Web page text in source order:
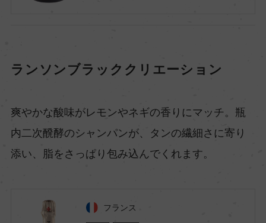
ランソンブラッククリエーション
爽やかな酸味がレモンやネギの香りにマッチ。瓶
内二次醗酵のシャンパンが、タンの繊細さに寄り
添い、脂をさっぱり包み込んでくれます。
フランス